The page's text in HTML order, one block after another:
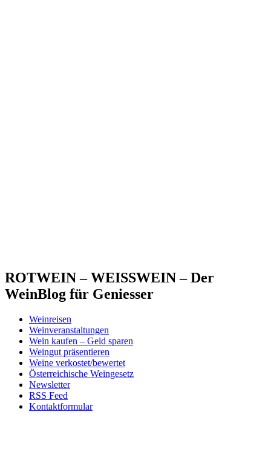
ROTWEIN – WEISSWEIN – Der
WeinBlog für Geniesser
Weinreisen
Weinveranstaltungen
Wein kaufen – Geld sparen
Weingut präsentieren
Weine verkostet/bewertet
Österreichische Weingesetz
Newsletter
RSS Feed
Kontaktformular